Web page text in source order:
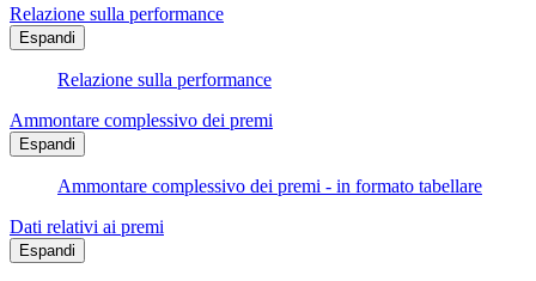
Relazione sulla performance
Espandi
Relazione sulla performance
Ammontare complessivo dei premi
Espandi
Ammontare complessivo dei premi - in formato tabellare
Dati relativi ai premi
Espandi